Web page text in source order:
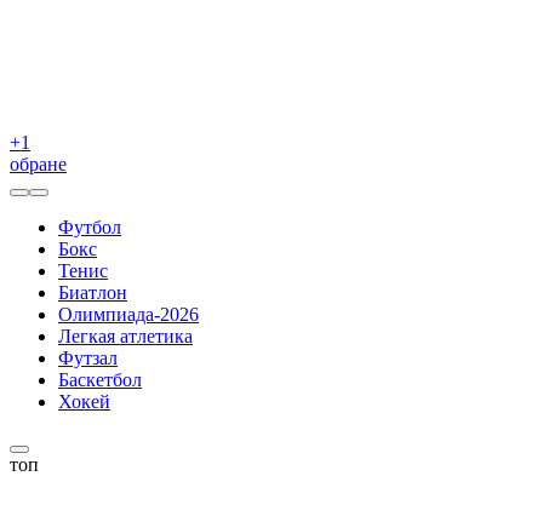
+1
обране
Футбол
Бокс
Тенис
Биатлон
Олимпиада-2026
Легкая атлетика
Футзал
Баскетбол
Хокей
топ